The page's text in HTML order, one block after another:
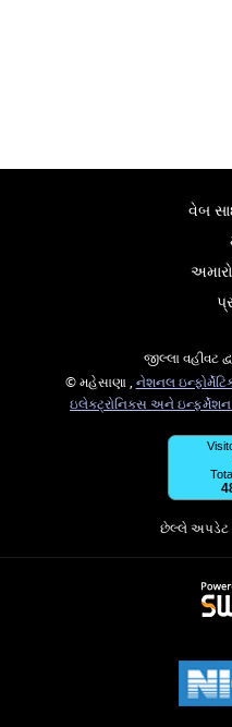
વેબ
જીલ્લા વહીવટ
© મહેસાણા ,નેશનલ
ઇલેક્ટ્રોનિક્સ અને ઇન્ફર્મેશન
છેલ્લે અપડેટ